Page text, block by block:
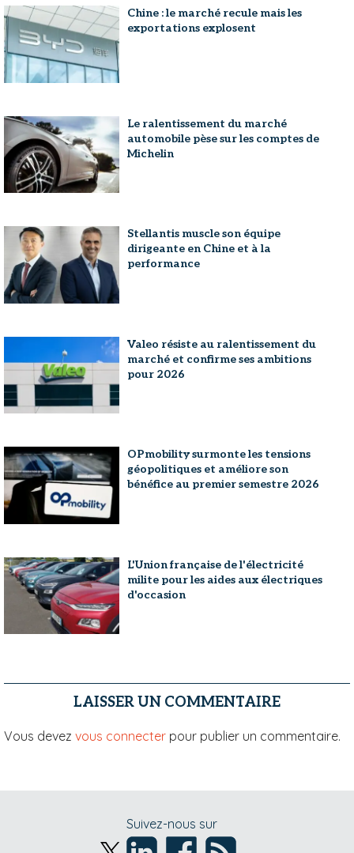
Chine : le marché recule mais les
exportations explosent
Le ralentissement du marché
automobile pèse sur les comptes de
Michelin
Stellantis muscle son équipe
dirigeante en Chine et à la
performance
Valeo résiste au ralentissement du
marché et confirme ses ambitions
pour 2026
OPmobility surmonte les tensions
géopolitiques et améliore son
bénéfice au premier semestre 2026
L'Union française de l'électricité
milite pour les aides aux électriques
d'occasion
LAISSER UN COMMENTAIRE
Vous devez vous connecter pour publier un commentaire.
Suivez-nous sur